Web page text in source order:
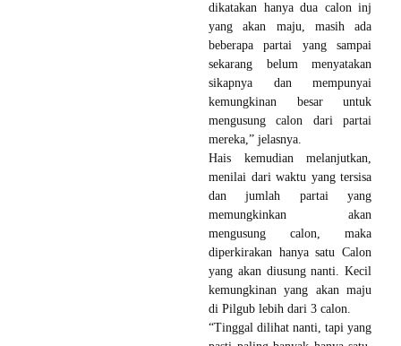
dikatakan hanya dua calon inj
yang akan maju, masih ada
beberapa partai yang sampai
sekarang belum menyatakan
sikapnya dan mempunyai
kemungkinan besar untuk
mengusung calon dari partai
mereka,” jelasnya.
Hais kemudian melanjutkan,
menilai dari waktu yang tersisa
dan jumlah partai yang
memungkinkan akan
mengusung calon, maka
diperkirakan hanya satu Calon
yang akan diusung nanti. Kecil
kemungkinan yang akan maju
di Pilgub lebih dari 3 calon.
“Tinggal dilihat nanti, tapi yang